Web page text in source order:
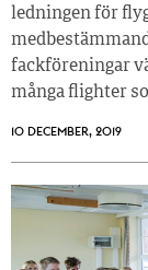
ledningen för
fackföreningar
många flighter
10 DECEMBER, 2019